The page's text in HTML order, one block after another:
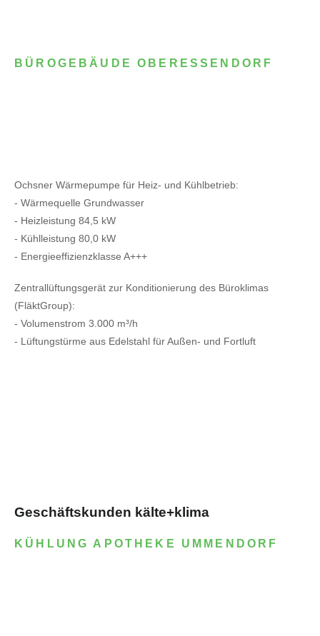
BÜROGEBÄUDE OBERESSENDORF
Ochsner Wärmepumpe für Heiz- und Kühlbetrieb:
- Wärmequelle Grundwasser
- Heizleistung 84,5 kW
- Kühlleistung 80,0 kW
- Energieeffizienzklasse A+++
Zentrallüftungsgerät zur Konditionierung des Büroklimas
(FläktGroup):
- Volumenstrom 3.000 m³/h
- Lüftungstürme aus Edelstahl für Außen- und Fortluft
Geschäftskunden kälte+klima
KÜHLUNG APOTHEKE UMMENDORF